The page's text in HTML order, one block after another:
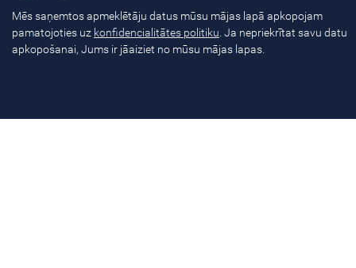
Mēs saņemtos apmeklētāju datus mūsu mājas lapā apkopojam
pamatojoties uz konfidencialitātes politiku. Ja nepriekrītat savu datu
apkopošanai, Jums ir jāaiziet no mūsu mājas lapas.